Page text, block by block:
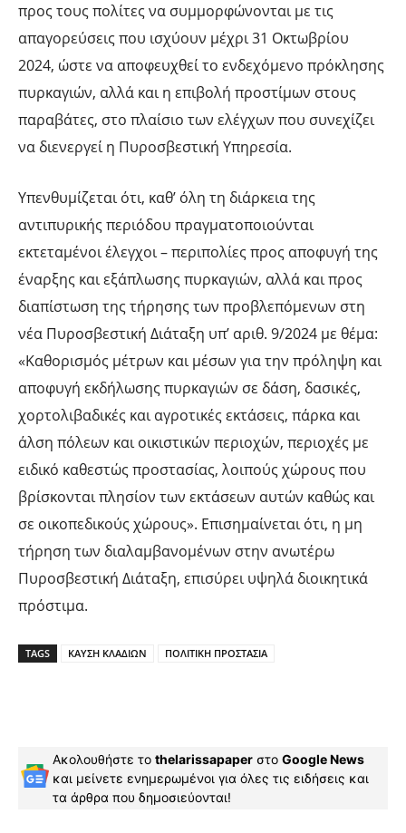
προς τους πολίτες να συμμορφώνονται με τις
απαγορεύσεις που ισχύουν μέχρι 31 Οκτωβρίου
2024, ώστε να αποφευχθεί το ενδεχόμενο πρόκλησης
πυρκαγιών, αλλά και η επιβολή προστίμων στους
παραβάτες, στο πλαίσιο των ελέγχων που συνεχίζει
να διενεργεί η Πυροσβεστική Υπηρεσία.
Υπενθυμίζεται ότι, καθ’ όλη τη διάρκεια της
αντιπυρικής περιόδου πραγματοποιούνται
εκτεταμένοι έλεγχοι – περιπολίες προς αποφυγή της
έναρξης και εξάπλωσης πυρκαγιών, αλλά και προς
διαπίστωση της τήρησης των προβλεπόμενων στη
νέα Πυροσβεστική Διάταξη υπ’ αριθ. 9/2024 με θέμα:
«Καθορισμός μέτρων και μέσων για την πρόληψη και
αποφυγή εκδήλωσης πυρκαγιών σε δάση, δασικές,
χορτολιβαδικές και αγροτικές εκτάσεις, πάρκα και
άλση πόλεων και οικιστικών περιοχών, περιοχές με
ειδικό καθεστώς προστασίας, λοιπούς χώρους που
βρίσκονται πλησίον των εκτάσεων αυτών καθώς και
σε οικοπεδικούς χώρους». Επισημαίνεται ότι, η μη
τήρηση των διαλαμβανομένων στην ανωτέρω
Πυροσβεστική Διάταξη, επισύρει υψηλά διοικητικά
πρόστιμα.
TAGS ΚΑΥΣΗ ΚΛΑΔΙΩΝ ΠΟΛΙΤΙΚΗ ΠΡΟΣΤΑΣΙΑ
Ακολουθήστε το thelarissapaper στο Google News
και μείνετε ενημερωμένοι για όλες τις ειδήσεις και
τα άρθρα που δημοσιεύονται!